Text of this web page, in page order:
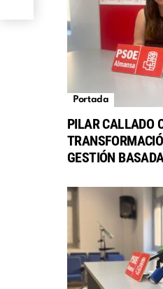
Portada
PILAR CALLADO
GESTIÓN